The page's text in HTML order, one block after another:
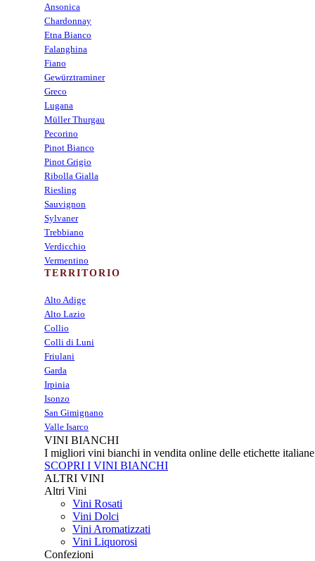
Ansonica
Chardonnay
Etna Bianco
Falanghina
Fiano
Gewürztraminer
Greco
Lugana
Müller Thurgau
Pecorino
Pinot Bianco
Pinot Grigio
Ribolla Gialla
Riesling
Sauvignon
Sylvaner
Trebbiano
Verdicchio
Vermentino
TERRITORIO
Alto Adige
Alto Lazio
Collio
Colli di Luni
Friulani
Garda
Irpinia
Isonzo
San Gimignano
Valle Isarco
VINI BIANCHI
I migliori vini bianchi in vendita online delle etichette italiane
SCOPRI I VINI BIANCHI
ALTRI VINI
Altri Vini
Vini Rosati
Vini Dolci
Vini Aromatizzati
Vini Liquorosi
Confezioni